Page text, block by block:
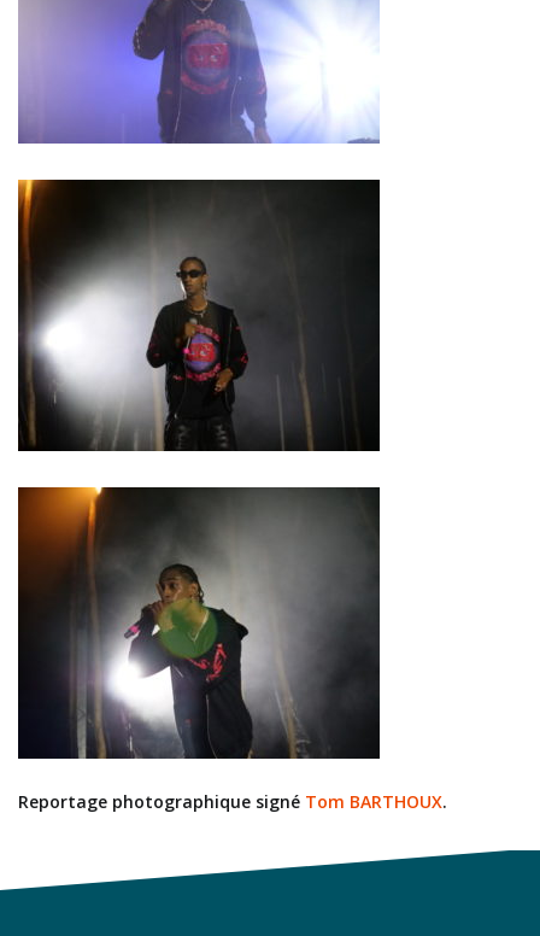
Reportage photographique signé Tom BARTHOUX.